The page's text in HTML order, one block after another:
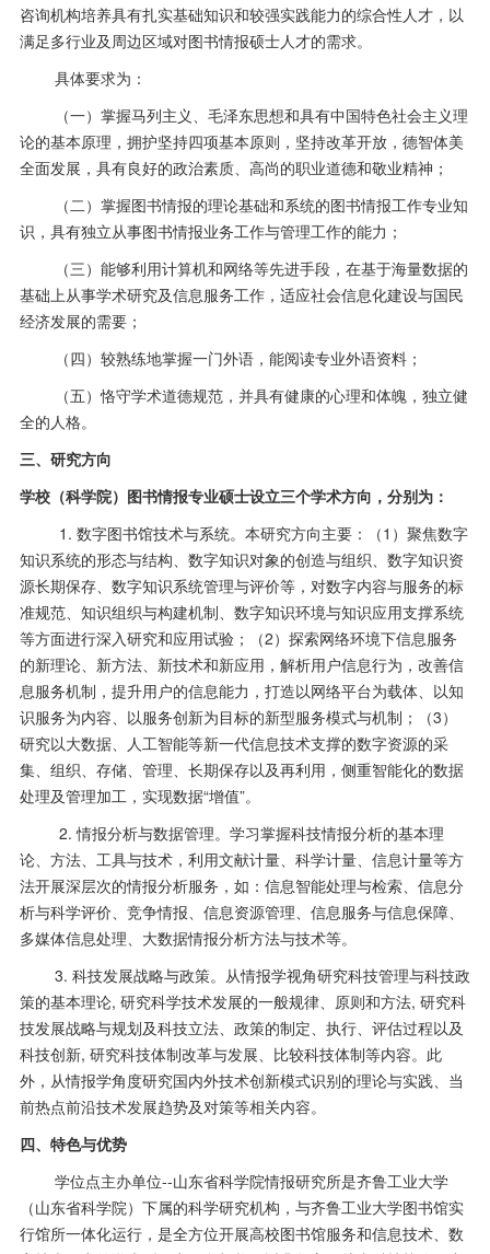
咨询机构培养具有扎实基础知识和较强实践能力的综合性人才，以
满足多行业及周边区域对图书情报硕士人才的需求。
具体要求为：
（一）掌握马列主义、毛泽东思想和具有中国特色社会主义理
论的基本原理，拥护坚持四项基本原则，坚持改革开放，德智体美
全面发展，具有良好的政治素质、高尚的职业道德和敬业精神；
（二）掌握图书情报的理论基础和系统的图书情报工作专业知
识，具有独立从事图书情报业务工作与管理工作的能力；
（三）能够利用计算机和网络等先进手段，在基于海量数据的
基础上从事学术研究及信息服务工作，适应社会信息化建设与国民
经济发展的需要；
（四）较熟练地掌握一门外语，能阅读专业外语资料；
（五）恪守学术道德规范，并具有健康的心理和体魄，独立健
全的人格。
三、研究方向
学校（科学院）图书情报专业硕士设立三个学术方向，分别为：
1. 数字图书馆技术与系统。本研究方向主要：（1 ）聚焦数字
知识系统的形态与结构、数字知识对象的创造与组织、数字知识资
源长期保存、数字知识系统管理与评价等，对数字内容与服务的标
准规范、知识组织与构建机制、数字知识环境与知识应用支撑系统
等方面进行深入研究和应用试验；（2）探索网络环境下信息服务
的新理论、新方法、新技术和新应用，解析用户信息行为，改善信
息服务机制，提升用户的信息能力，打造以网络平台为载体、以知
识服务为内容、以服务创新为目标的新型服务模式与机制；（3）
研究以大数据、人工智能等新一代信息技术支撑的数字资源的采
集、组织、存储、管理、长期保存以及再利用，侧重智能化的数据
处理及管理加工，实现数据“增值”。
2. 情报分析与数据管理。学习掌握科技情报分析的基本理
论、方法、工具与技术，利用文献计量、科学计量、信息计量等方
法开展深层次的情报分析服务，如：信息智能处理与检索、信息分
析与科学评价、竞争情报、信息资源管理、信息服务与信息保障、
多媒体信息处理、大数据情报分析方法与技术等。
3. 科技发展战略与政策。从情报学视角研究科技管理与科技政
策的基本理论, 研究科学技术发展的一般规律、原则和方法, 研究科
技发展战略与规划及科技立法、政策的制定、执行、评估过程以及
科技创新, 研究科技体制改革与发展、比较科技体制等内容。此
外，从情报学角度研究国内外技术创新模式识别的理论与实践、当
前热点前沿技术发展趋势及对策等相关内容。
四、特色与优势
学位点主办单位--山东省科学院情报研究所是齐鲁工业大学
（山东省科学院）下属的科学研究机构，与齐鲁工业大学图书馆实
行馆所一体化运行，是全方位开展高校图书馆服务和信息技术、数